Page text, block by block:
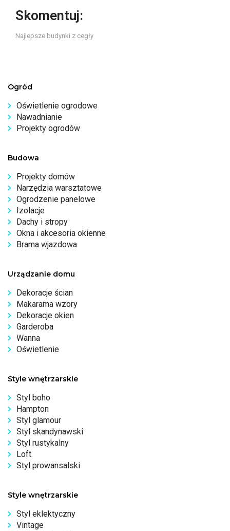
Skomentuj:
Najlepsze budynki z cegły
Ogród
Oświetlenie ogrodowe
Nawadnianie
Projekty ogrodów
Budowa
Projekty domów
Narzędzia warsztatowe
Ogrodzenie panelowe
Izolacje
Dachy i stropy
Okna i akcesoria okienne
Brama wjazdowa
Urządzanie domu
Dekoracje ścian
Makarama wzory
Dekoracje okien
Garderoba
Wanna
Oświetlenie
Style wnętrzarskie
Styl boho
Hampton
Styl glamour
Styl skandynawski
Styl rustykalny
Loft
Styl prowansalski
Style wnętrzarskie
Styl eklektyczny
Vintage